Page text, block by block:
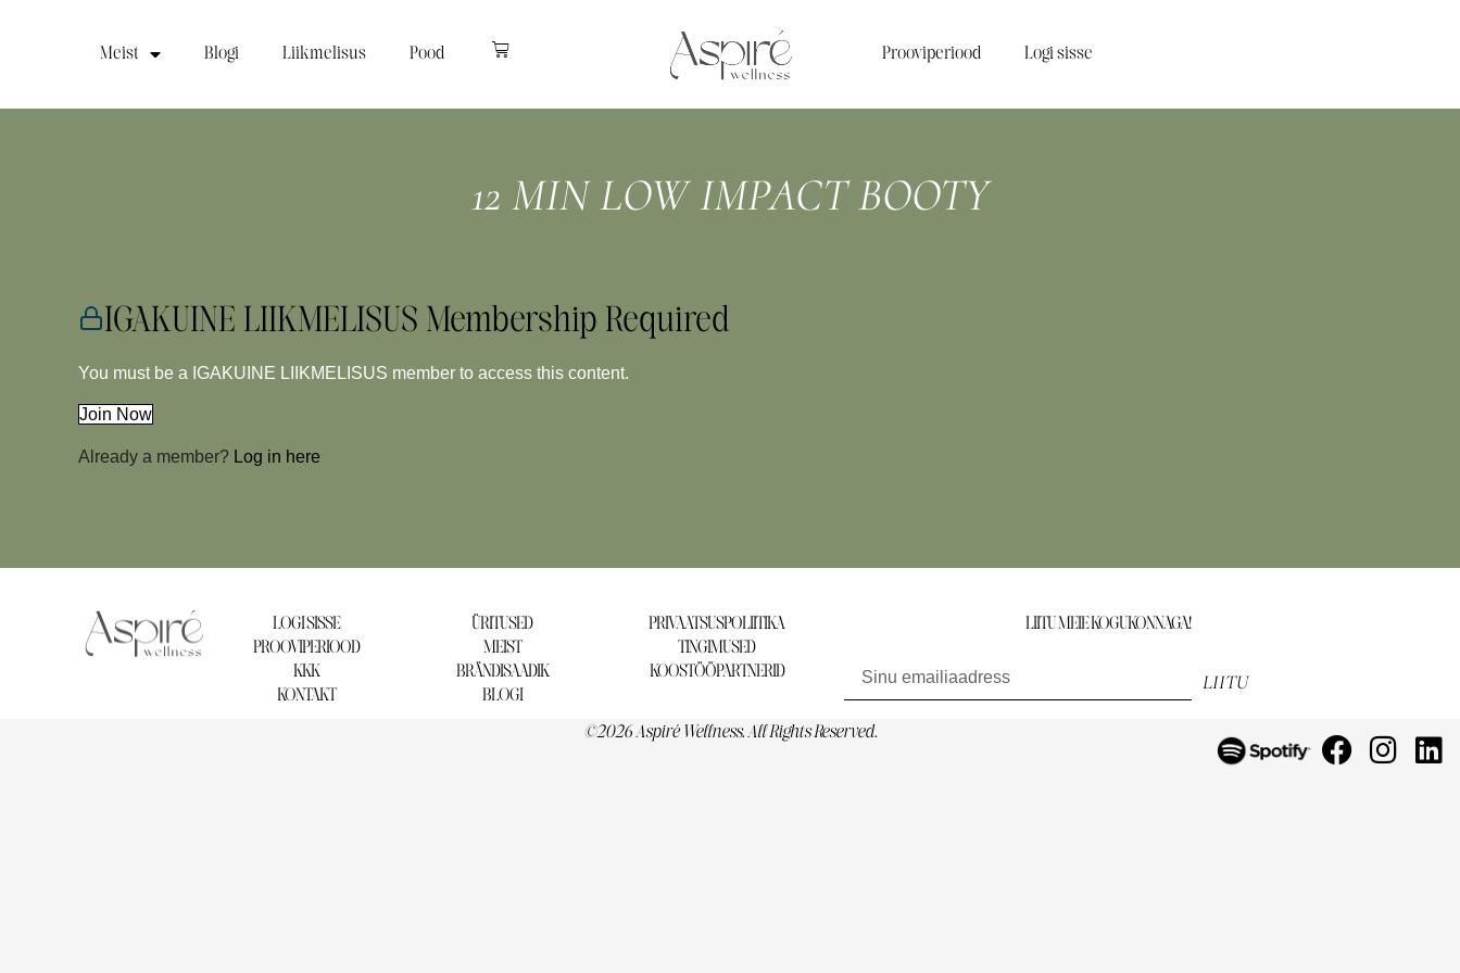
Meist Blogi Liikmelisus Pood Prooviperiood Logi sisse
12 MIN LOW IMPACT BOOTY
IGAKUINE LIIKMELISUS Membership Required
You must be a IGAKUINE LIIKMELISUS member to access this content.
Join Now
Already a member? Log in here
LOGI SISSE
PROOVIPERIOOD
KKK
KONTAKT
ÜRITUSED
MEIST
BRÄNDISAADIK
BLOGI
PRIVAATSUSPOLIITIKA
TINGIMUSED
KOOSTÖÖPARTNERID
LIITU MEIE KOGUKONNAGA!
LIITU
©2026 Aspiré Wellness. All Rights Reserved.